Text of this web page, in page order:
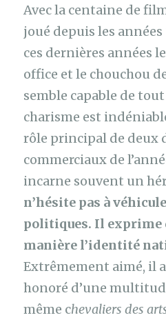
Avec la centaine de
joué depuis les
ces dernières années
office et le chouchou
semble capable de
charisme est
rôle principal de deux
commerciaux de
incarne souvent un
n’hésite pas à
politiques. Il exprime
manière l’identité
Extrêmement aimé, il
honoré d’une
même chevaliers des